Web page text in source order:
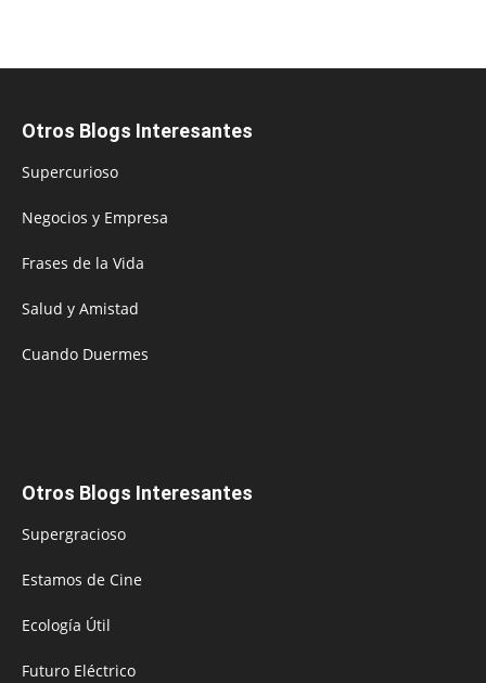
Otros Blogs Interesantes
Supercurioso
Negocios y Empresa
Frases de la Vida
Salud y Amistad
Cuando Duermes
Otros Blogs Interesantes
Supergracioso
Estamos de Cine
Ecología Útil
Futuro Eléctrico